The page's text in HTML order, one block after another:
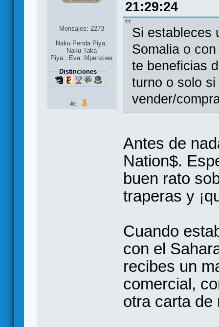
Mensajes: 2273
Naku Penda Piya,
Naku Taka
Piya...Eva..Mpenziwe
Distinciones
21:29:24
Si estableces
Somalia o
te beneficias
turno o solo
vender/
Antes de
Nation$.
buen rato
traperas y
Cuando
con el
recibes un
comercial,
otra carta de